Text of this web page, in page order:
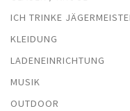
ICH TRINKE
KLEIDUNG
LADENEINRICHTUNG
MUSIK
OUTDOOR